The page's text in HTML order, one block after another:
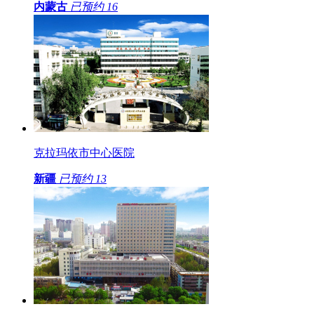
内蒙古 已预约 16
克拉玛依市中心医院
新疆 已预约 13